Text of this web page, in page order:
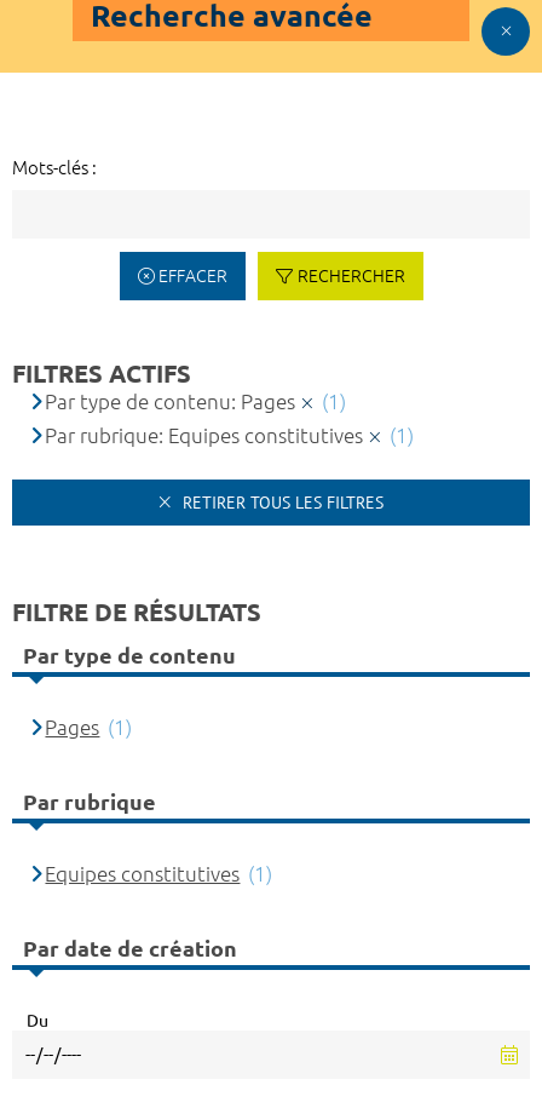
Recherche avancée
Mots-clés :
EFFACER RECHERCHER
FILTRES ACTIFS
Par type de contenu: Pages
(1)
Par rubrique: Equipes constitutives
(1)
RETIRER TOUS LES FILTRES
FILTRE DE RÉSULTATS
Par type de contenu
Pages (1)
Par rubrique
Equipes constitutives (1)
Par date de création
Du